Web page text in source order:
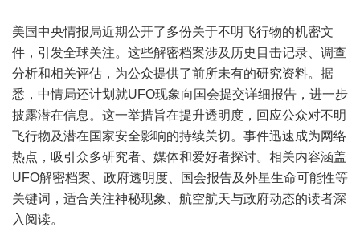
美国中央情报局近期公开了多份关于不明飞行物的机密文
件，引发全球关注。这些解密档案涉及历史目击记录、调查
分析和相关评估，为公众提供了前所未有的研究资料。据
悉，中情局还计划就UFO现象向国会提交详细报告，进一步
披露潜在信息。这一举措旨在提升透明度，回应公众对不明
飞行物及潜在国家安全影响的持续关切。事件迅速成为网络
热点，吸引众多研究者、媒体和爱好者探讨。相关内容涵盖
UFO解密档案、政府透明度、国会报告及外星生命可能性等
关键词，适合关注神秘现象、航空航天与政府动态的读者深
入阅读。